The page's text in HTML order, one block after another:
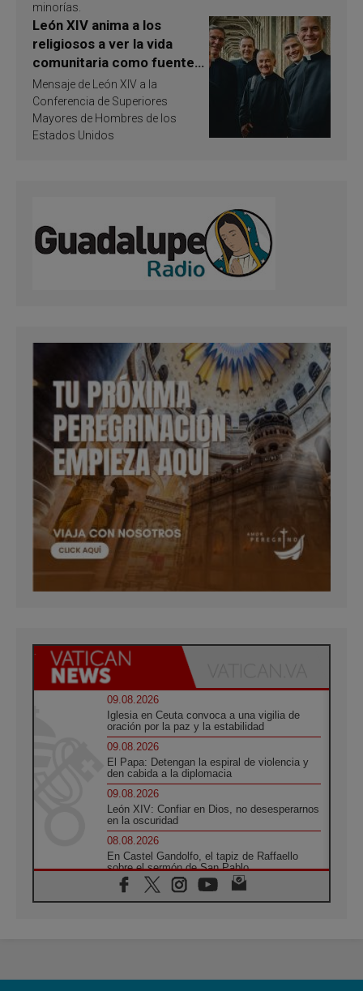
minorías.
León XIV anima a los
religiosos a ver la vida
comunitaria como fuente
de inspiración y
santificación
Mensaje de León XIV a la
Conferencia de Superiores
Mayores de Hombres de los
Estados Unidos
09.08.2026
Iglesia en Ceuta convoca a una vigilia de
oración por la paz y la estabilidad
09.08.2026
El Papa: Detengan la espiral de violencia y
den cabida a la diplomacia
09.08.2026
León XIV: Confiar en Dios, no desesperarnos
en la oscuridad
08.08.2026
En Castel Gandolfo, el tapiz de Raffaello
sobre el sermón de San Pablo
08.08.2026
En Colombia, «la paz no se compra con una
08.08.2026